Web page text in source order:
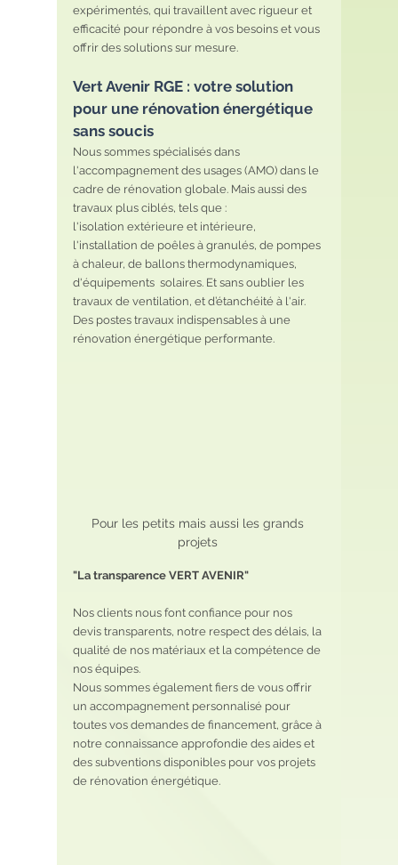
expérimentés, qui travaillent avec rigueur et
efficacité pour répondre à vos besoins et vous
offrir des solutions sur mesure.
Vert Avenir RGE : votre solution
pour une rénovation énergétique
sans soucis
Nous sommes spécialisés dans
l'accompagnement des usages (AMO) dans le
cadre de rénovation globale. Mais aussi des
travaux plus ciblés, tels que :
l'isolation extérieure et intérieure,
l'installation de poêles à granulés, de pompes
à chaleur, de ballons thermodynamiques,
d'équipements  solaires. Et sans oublier les
travaux de ventilation, et d’étanchéité à l'air.
Des postes travaux indispensables à une
rénovation énergétique performante.
Pour les petits mais aussi les grands
projets
"La transparence VERT AVENIR"
Nos clients nous font confiance pour nos
devis transparents, notre respect des délais, la
qualité de nos matériaux et la compétence de
nos équipes.
Nous sommes également fiers de vous offrir
un accompagnement personnalisé pour
toutes vos demandes de financement, grâce à
notre connaissance approfondie des aides et
des subventions disponibles pour vos projets
de rénovation énergétique.